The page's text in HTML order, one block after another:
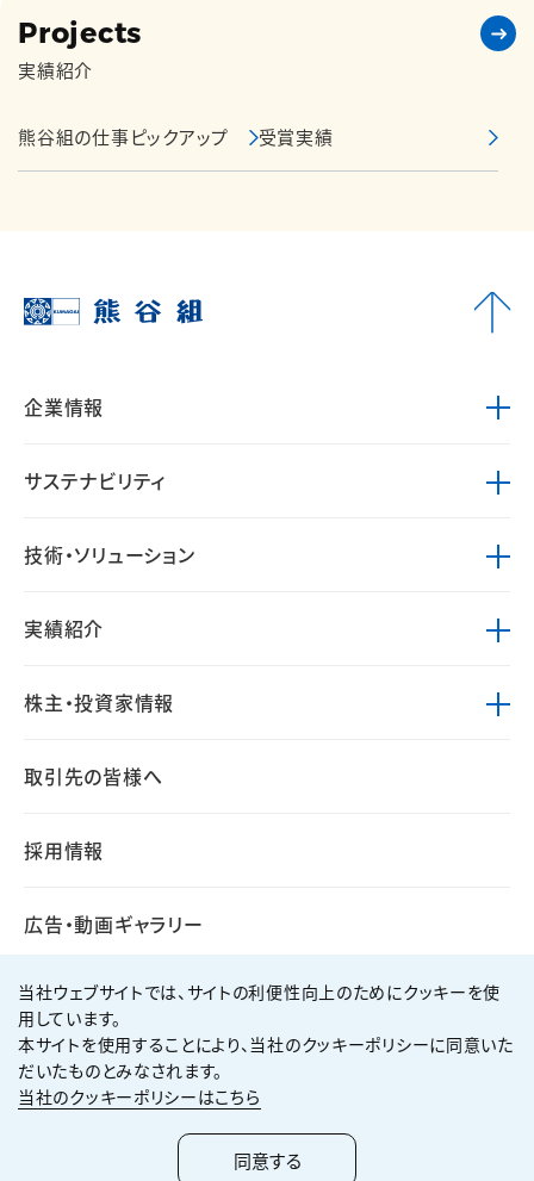
Projects
実績紹介
熊谷組の仕事ピックアップ 受賞実績
企業情報
サステナビリティ
技術・ソリューション
実績紹介
株主・投資家情報
取引先の皆様へ
採用情報
広告・動画ギャラリー
個人情報保護方針
サイト利用規約
サイトマップ
2026KUMAGAI GUMI CO.,LTD All Rights Reserved.
当社ウェブサイトでは、サイトの利便性向上のためにクッキーを使
用しています。
本サイトを使用することにより、当社のクッキーポリシーに同意いた
だいたものとみなされます。
当社のクッキーポリシーはこちら
同意する